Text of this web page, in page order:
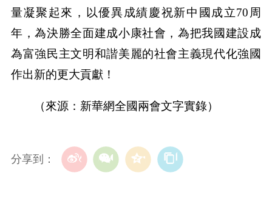
量凝聚起來，以優異成績慶祝新中國成立70周
年，為決勝全面建成小康社會，為把我國建設成
為富強民主文明和諧美麗的社會主義現代化強國
作出新的更大貢獻！
（來源：新華網全國兩會文字實錄）
分享到：